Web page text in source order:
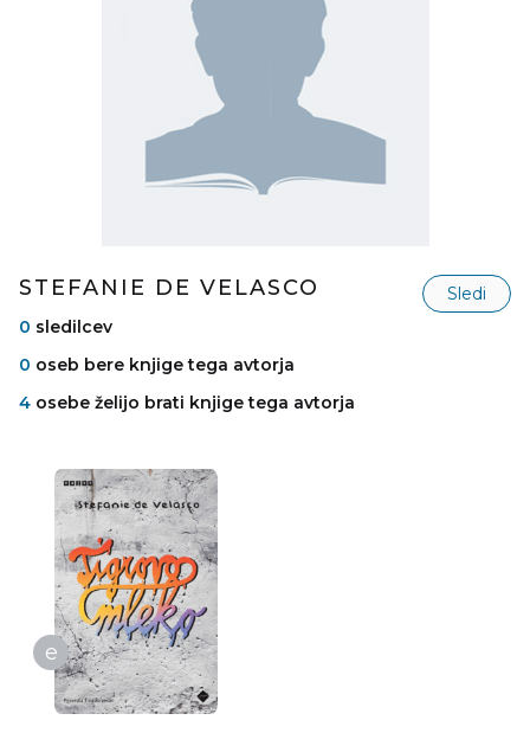
STEFANIE DE VELASCO
Sledi
0 sledilcev
0 oseb bere knjige tega avtorja
4 osebe želijo brati knjige tega avtorja
e